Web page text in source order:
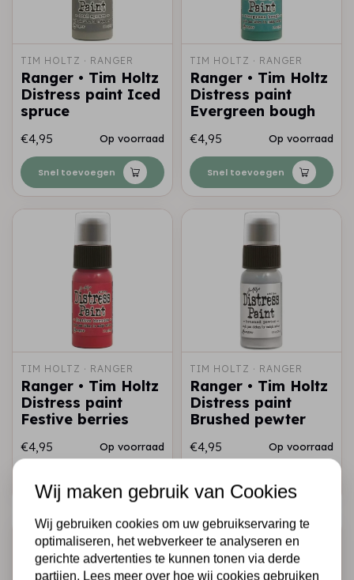
TIM HOLTZ · RANGER
Ranger • Tim Holtz
Distress paint Iced
spruce
€4,95 Op voorraad
Snel toevoegen
TIM HOLTZ · RANGER
Ranger • Tim Holtz
Distress paint
Evergreen bough
€4,95 Op voorraad
Snel toevoegen
TIM HOLTZ · RANGER
Ranger • Tim Holtz
Distress paint
Festive berries
€4,95 Op voorraad
TIM HOLTZ · RANGER
Ranger • Tim Holtz
Distress paint
Brushed pewter
€4,95 Op voorraad
Wij maken gebruik van Cookies
Wij gebruiken cookies om uw gebruikservaring te
optimaliseren, het webverkeer te analyseren en
gerichte advertenties te kunnen tonen via derde
partijen. Lees meer over hoe wij cookies gebruiken